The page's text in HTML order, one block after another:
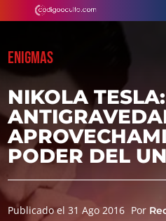
ENIGMAS
NIKOLA
PODER DEL
Publicado el 31 Ago 2016 Por